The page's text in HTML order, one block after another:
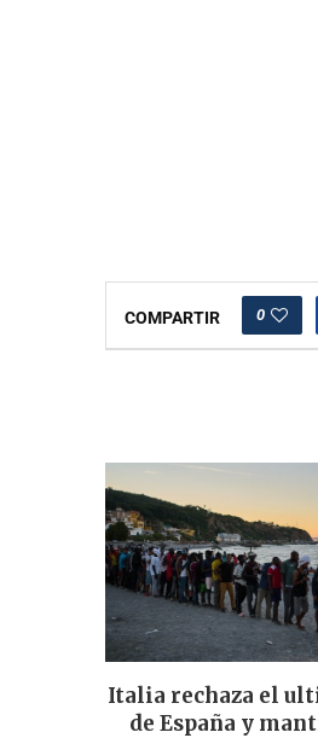
COMPARTIR 0
Italia rechaza el
de España y